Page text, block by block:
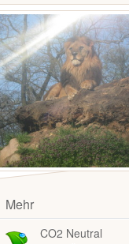
Mehr
CO2 Neutral